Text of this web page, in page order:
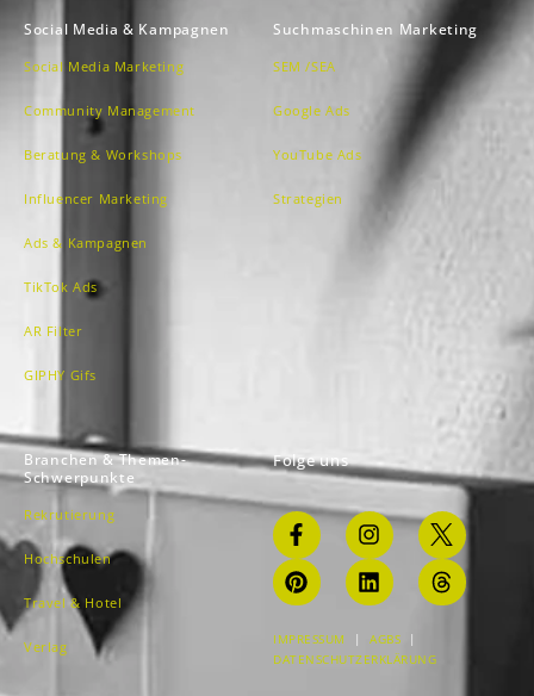
Social Media & Kampagnen
Social Media Marketing
Community Management
Beratung & Workshops
Influencer Marketing
Ads & Kampagnen
TikTok Ads
AR Filter
GIPHY Gifs
Suchmaschinen Marketing
SEM /SEA
Google Ads
YouTube Ads
Strategien
Branchen & Themen-
Schwerpunkte
Rekrutierung
Hochschulen
Travel & Hotel
Verlag
Folge uns
IMPRESSUM | AGBS |
DATENSCHUTZERKLÄRUNG